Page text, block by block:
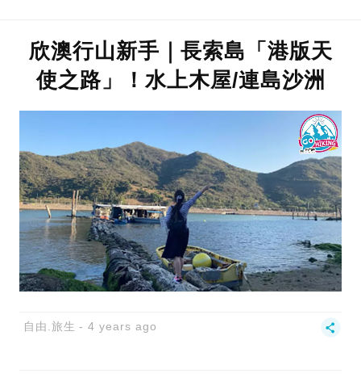
欣澳行山新手｜長索島「港版天
使之路」！水上木屋/連島沙洲
自由.旅生 4 years ago